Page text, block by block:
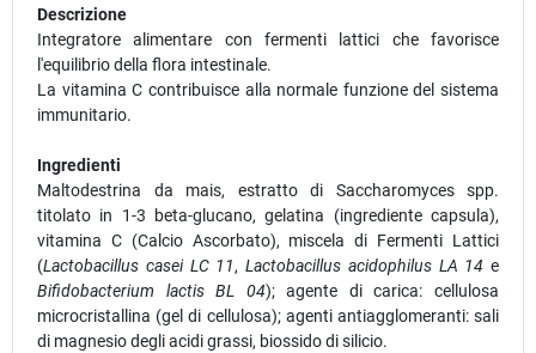
Descrizione
Integratore alimentare con fermenti lattici che favorisce
l'equilibrio della flora intestinale.
La vitamina C contribuisce alla normale funzione del sistema
immunitario.
Ingredienti
Maltodestrina da mais, estratto di Saccharomyces spp.
titolato in 1-3 beta-glucano, gelatina (ingrediente capsula),
vitamina C (Calcio Ascorbato), miscela di Fermenti Lattici
(Lactobacillus casei LC 11, Lactobacillus acidophilus LA 14 e
Bifidobacterium lactis BL 04); agente di carica: cellulosa
microcristallina (gel di cellulosa); agenti antiagglomeranti: sali
di magnesio degli acidi grassi, biossido di silicio.